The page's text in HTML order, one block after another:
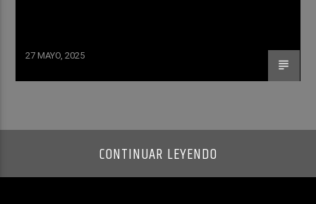
27 MAYO, 2025
CONTINUAR LEYENDO